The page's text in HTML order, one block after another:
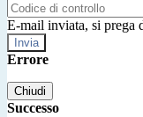
E-mail inviata, si prega
Errore
Chiudi
Successo